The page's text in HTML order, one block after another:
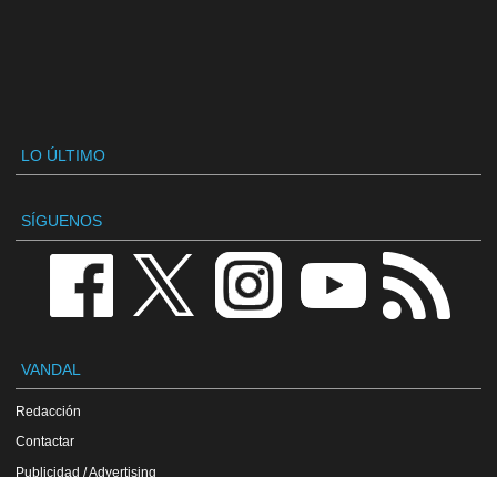
LO ÚLTIMO
SÍGUENOS
VANDAL
Redacción
Contactar
Publicidad / Advertising